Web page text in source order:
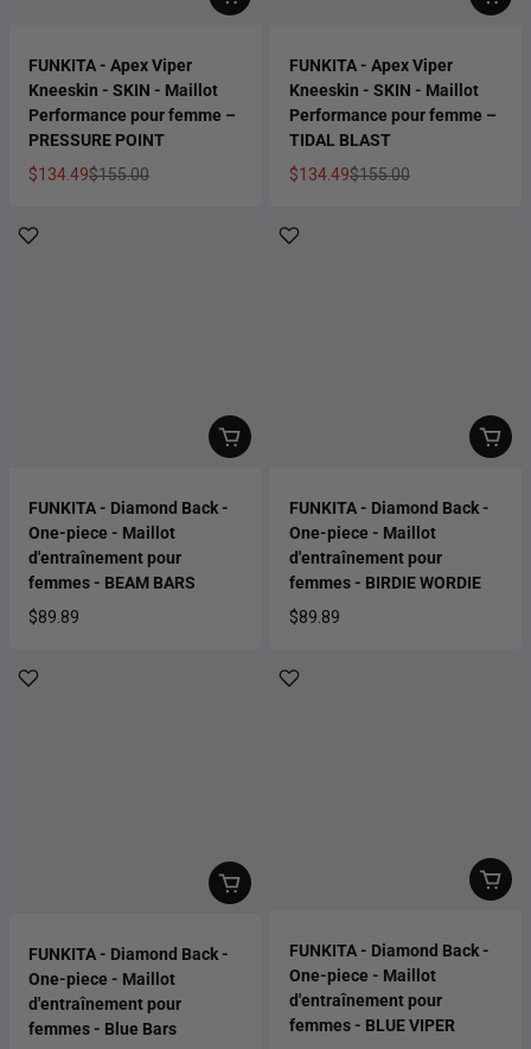
FUNKITA - Apex Viper
Kneeskin - SKIN - Maillot
Performance pour femme –
PRESSURE POINT
$134.49$155.00
FUNKITA - Apex Viper
Kneeskin - SKIN - Maillot
Performance pour femme –
TIDAL BLAST
$134.49$155.00
FUNKITA - Diamond Back -
One-piece - Maillot
d'entraînement pour
femmes - BEAM BARS
$89.89
FUNKITA - Diamond Back -
One-piece - Maillot
d'entraînement pour
femmes - BIRDIE WORDIE
$89.89
FUNKITA - Diamond Back -
One-piece - Maillot
d'entraînement pour
femmes - Blue Bars
FUNKITA - Diamond Back -
One-piece - Maillot
d'entraînement pour
femmes - BLUE VIPER